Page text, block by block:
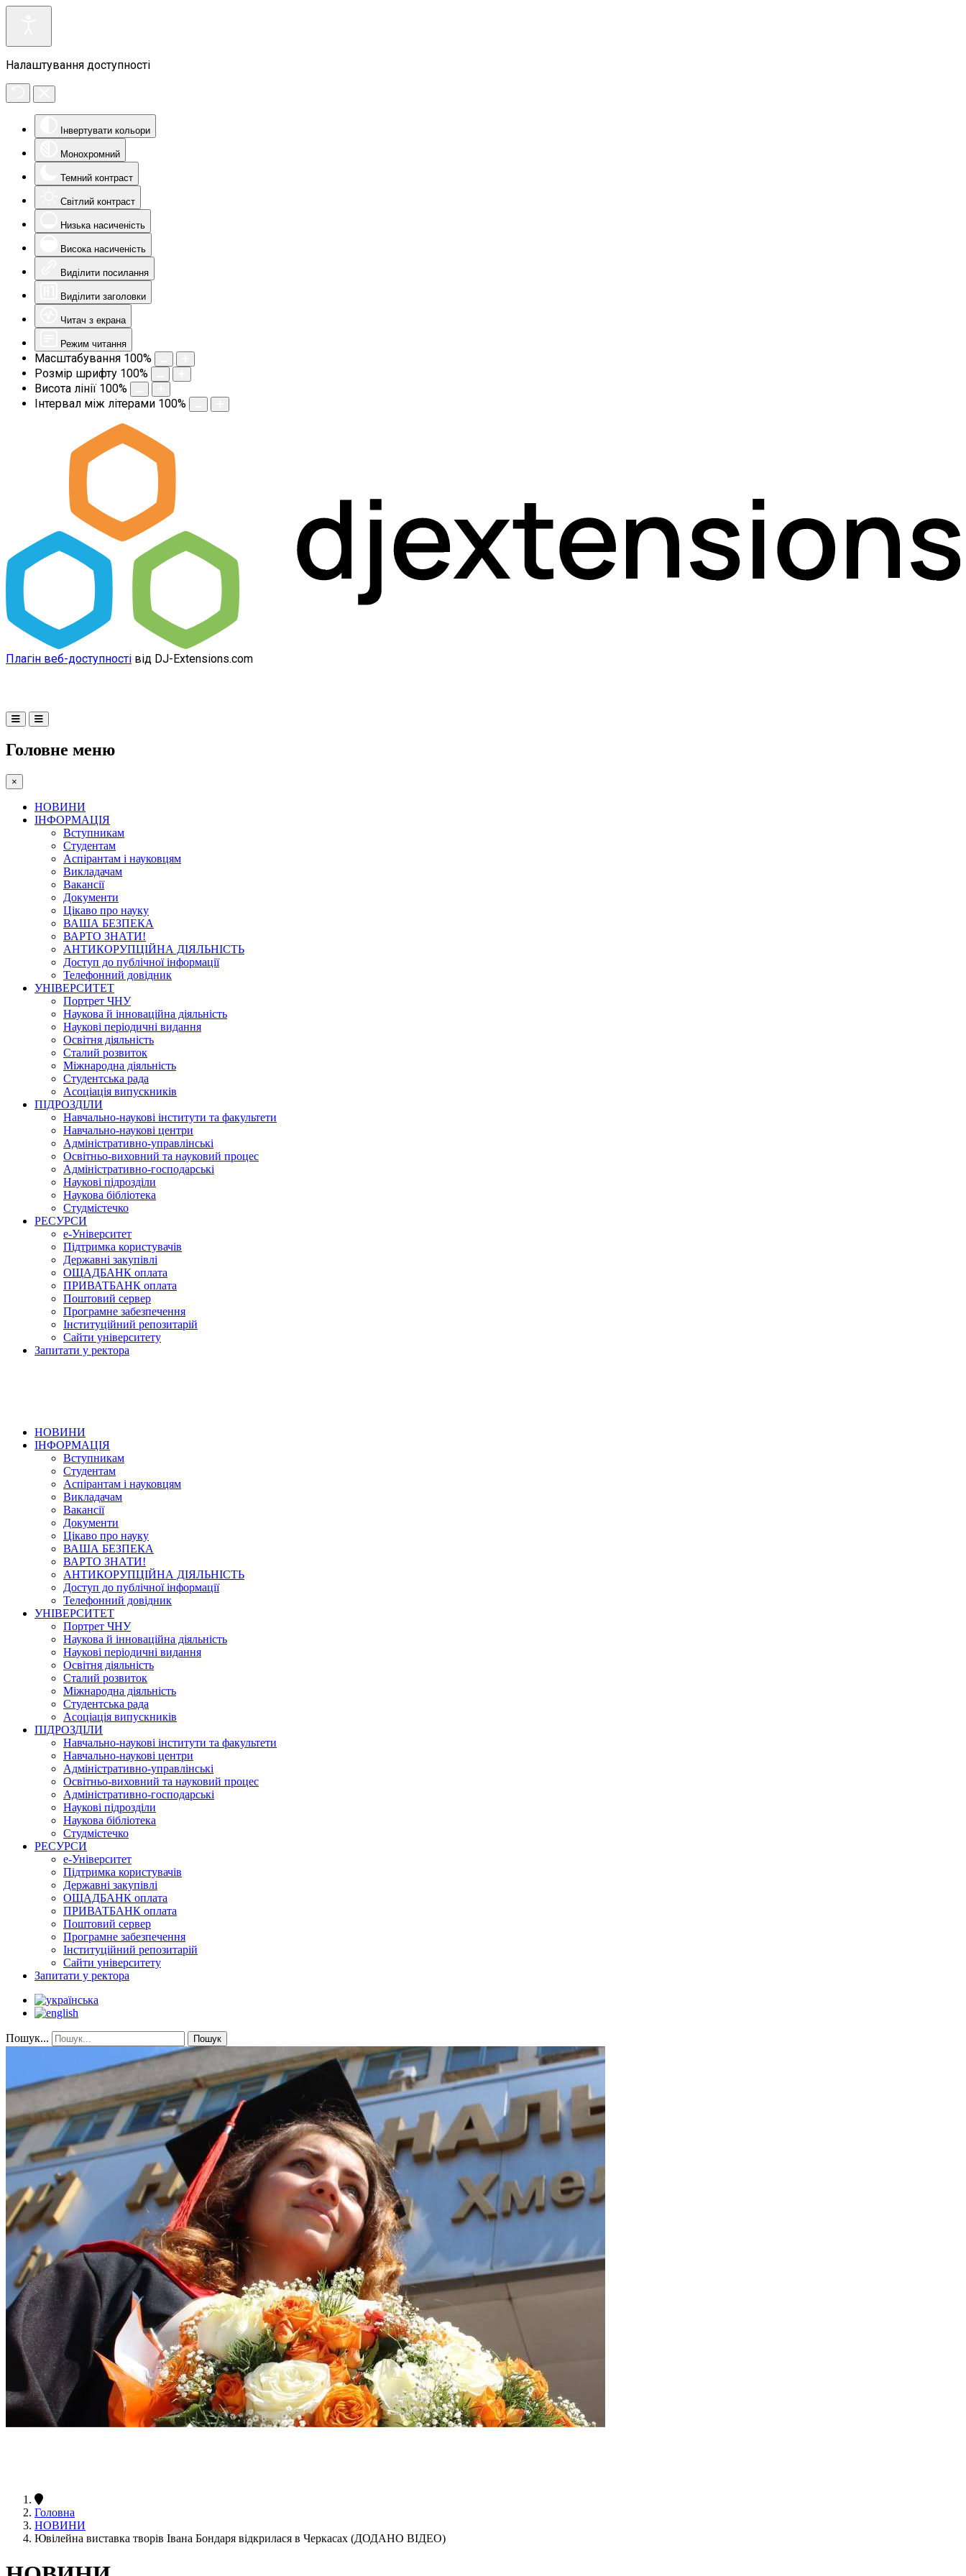
Налаштування доступності
Інвертувати кольори
Монохромний
Темний контраст
Світлий контраст
Низька насиченість
Висока насиченість
Виділити посилання
Виділити заголовки
Читач з екрана
Режим читання
Масштабування 100%
Розмір шрифту 100%
Висота лінії 100%
Інтервал між літерами 100%
Плагін веб-доступності від DJ-Extensions.com
Головне меню
×
НОВИНИ
ІНФОРМАЦІЯ
Вступникам
Студентам
Аспірантам і науковцям
Викладачам
Вакансії
Документи
Цікаво про науку
ВАША БЕЗПЕКА
ВАРТО ЗНАТИ!
АНТИКОРУПЦІЙНА ДІЯЛЬНІСТЬ
Доступ до публічної інформації
Телефонний довідник
УНІВЕРСИТЕТ
Портрет ЧНУ
Наукова й інноваційна діяльність
Наукові періодичні видання
Освітня діяльність
Сталий розвиток
Міжнародна діяльність
Студентська рада
Асоціація випускників
ПІДРОЗДІЛИ
Навчально-наукові інститути та факультети
Навчально-наукові центри
Адміністративно-управлінські
Освітньо-виховний та науковий процес
Адміністративно-господарські
Наукові підрозділи
Наукова бібліотека
Студмістечко
РЕСУРСИ
е-Університет
Підтримка користувачів
Державні закупівлі
ОЩАДБАНК оплата
ПРИВАТБАНК оплата
Поштовий сервер
Програмне забезпечення
Інституційний репозитарій
Сайти університету
Запитати у ректора
НОВИНИ
ІНФОРМАЦІЯ
Вступникам
Студентам
Аспірантам і науковцям
Викладачам
Вакансії
Документи
Цікаво про науку
ВАША БЕЗПЕКА
ВАРТО ЗНАТИ!
АНТИКОРУПЦІЙНА ДІЯЛЬНІСТЬ
Доступ до публічної інформації
Телефонний довідник
УНІВЕРСИТЕТ
Портрет ЧНУ
Наукова й інноваційна діяльність
Наукові періодичні видання
Освітня діяльність
Сталий розвиток
Міжнародна діяльність
Студентська рада
Асоціація випускників
ПІДРОЗДІЛИ
Навчально-наукові інститути та факультети
Навчально-наукові центри
Адміністративно-управлінські
Освітньо-виховний та науковий процес
Адміністративно-господарські
Наукові підрозділи
Наукова бібліотека
Студмістечко
РЕСУРСИ
е-Університет
Підтримка користувачів
Державні закупівлі
ОЩАДБАНК оплата
ПРИВАТБАНК оплата
Поштовий сервер
Програмне забезпечення
Інституційний репозитарій
Сайти університету
Запитати у ректора
Пошук... Пошук
Головна
НОВИНИ
Ювілейна виставка творів Івана Бондаря відкрилася в Черкасах (ДОДАНО ВІДЕО)